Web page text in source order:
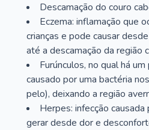
Descamação do couro
Eczema: inflamação que
crianças e pode causar
até a descamação da região
Furúnculos, no qual há
causado por uma bactéria
pelo), deixando a região
Herpes: infecção
gerar desde dor e